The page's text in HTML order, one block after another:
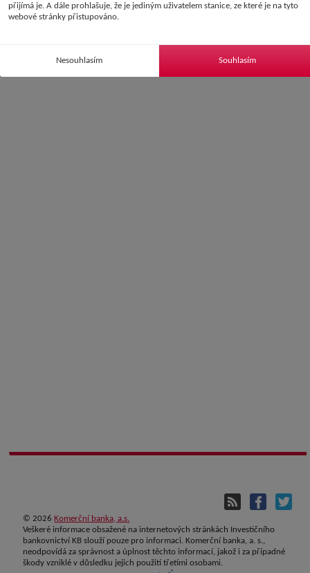
© 2026 Komerční banka, a.s.
Veškeré informace obsažené na internetových stránkách Investičního
bankovnictví KB slouží pouze pro informaci. Komerční banka, a. s.,
neodpovídá za správnost a úplnost těchto informací, jakož i za případné
škody vzniklé v důsledku jejich použití třetími osobami.
přijímá je. A dále prohlašuje, že je jediným uživatelem stanice, ze které je na tyto
webové stránky přistupováno.
Nesouhlasím Souhlasím